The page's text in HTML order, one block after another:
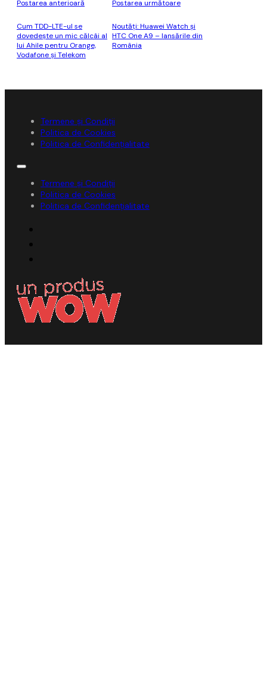
Postarea anterioară
Cum TDD-LTE-ul se
dovedește un mic călcâi al
lui Ahile pentru Orange,
Vodafone și Telekom
Postarea următoare
Noutăți: Huawei Watch și
HTC One A9 – lansările din
România
Termene și Condiții
Politica de Cookies
Politica de Confidențialitate
Termene și Condiții
Politica de Cookies
Politica de Confidențialitate